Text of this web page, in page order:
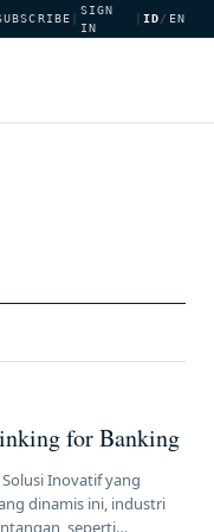
SIGN
IN
ID/ EN
for Banking
Inovatif yang
dinamis ini, industri
seperti